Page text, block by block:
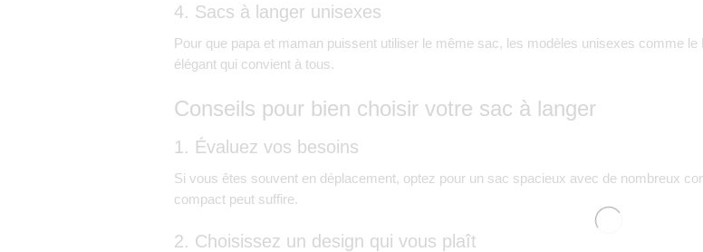
4. Sacs à langer unisexes
Pour que papa et maman puissent utiliser le même sac, les modèles unisexes comme le
élégant qui convient à tous.
Conseils pour bien choisir votre sac à langer
1. Évaluez vos besoins
Si vous êtes souvent en déplacement, optez pour un sac spacieux avec de nombreux
compact peut suffire.
2. Choisissez un design qui vous plaît